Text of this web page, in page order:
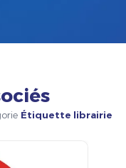
Étiquette librairie